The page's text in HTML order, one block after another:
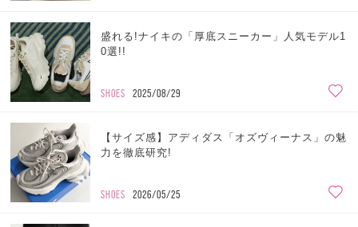
盛れる!ナイキの「厚底スニーカー」人気モデル1
0選!!
SHOES 2025/08/29
【サイズ感】アディダス「オズヴィーナス」の魅
力を徹底研究!
SHOES 2026/05/25